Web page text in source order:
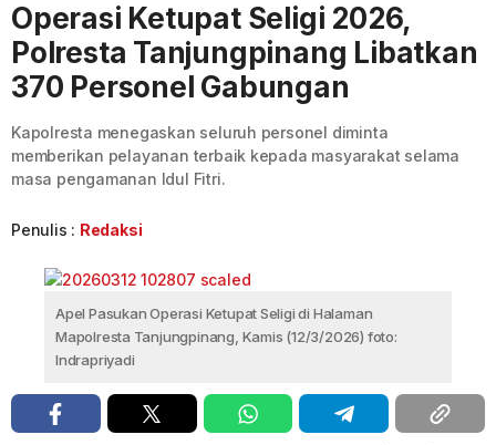
Operasi Ketupat Seligi 2026,
Polresta Tanjungpinang Libatkan
370 Personel Gabungan
Kapolresta menegaskan seluruh personel diminta
memberikan pelayanan terbaik kepada masyarakat selama
masa pengamanan Idul Fitri.
Penulis : Redaksi
Apel Pasukan Operasi Ketupat Seligi di Halaman
Mapolresta Tanjungpinang, Kamis (12/3/2026) foto:
Indrapriyadi